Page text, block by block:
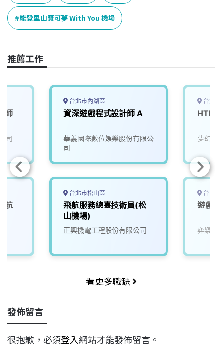
b
o
o
a
d
s
e
d
I
L
i
n
能登里山寶可夢 With You 機場
推薦工作
師
司
航
台北市內湖區
資深遊戲程式設計師 A
華義國際數位娛樂股份有限公
司
台北市松山區
飛航服務總臺技術員(松
山機場)
正興機電工程股份有限公司
台北
夢幻互
台中
遊戲
弈樂科
看更多職缺
發佈留言
很抱歉，必須登入網站才能發佈留言。